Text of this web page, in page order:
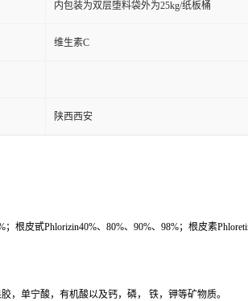
内包装为双层堕料袋外为25kg/纸板桶
维生素C
陕西西安
；根皮甙Phlorizin40%、80%、90%、98%；根皮素
，单宁酸，有机酸以及钙，磷， 铁，钾等矿物质。